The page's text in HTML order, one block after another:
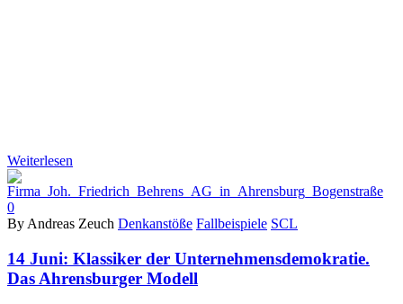
Weiterlesen
0
By Andreas Zeuch Denkanstöße Fallbeispiele SCL
14 Juni: Klassiker der Unternehmensdemokratie.
Das Ahrensburger Modell